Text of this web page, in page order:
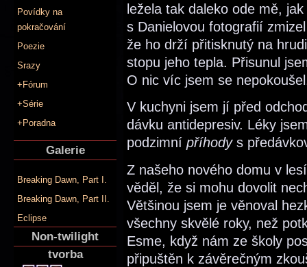
Povídky na
pokračování
Poezie
Srazy
+Fórum
+Série
+Poradna
Galerie
Breaking Dawn, Part I.
Breaking Dawn, Part II.
Eclipse
Non-twilight
tvorba
ležela tak daleko ode mě,
s Danielovou fotografií
že ho drží přitisknutý na
stopu jeho tepla. Přisunul
O nic víc jsem se
V kuchyni jsem jí před
dávku antidepresiv. Léky
podzimní příhodys
Z našeho nového domu v
věděl, že si mohu dovolit
Většinou jsem je věnoval
všechny skvělé roky, než
Esme, když nám ze školy
připuštěn k závěrečným